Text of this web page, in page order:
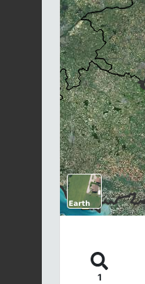
1